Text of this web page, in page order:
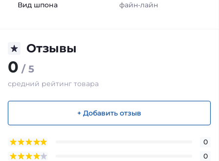
Вид шпона файн-лайн
Отзывы
0 / 5
средний рейтинг товара
+ Добавить отзыв
0
0